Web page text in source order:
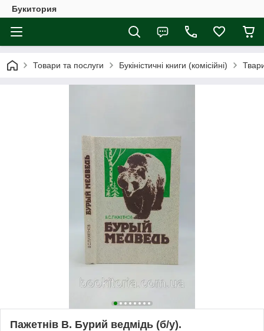
Букитория
Товари та послуги Букіністичні книги (комісійні)
Пажетнів В. Бурий ведмідь (б/у).